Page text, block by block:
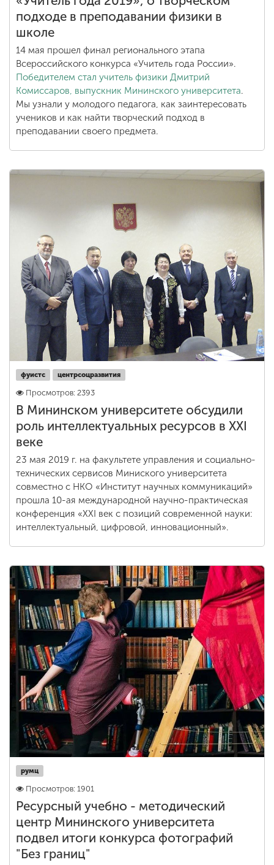
подходе в преподавании физики в
школе
14 мая прошел финал регионального этапа
Всероссийского конкурса «Учитель года России».
Победителем стал учитель физики Дмитрий
Комиссаров, выпускник Мининского университета.
Мы узнали у молодого педагога, как заинтересовать
учеников и как найти творческий подход в
преподавании своего предмета.
фуистс центрсоцразвития
Просмотров: 2393
В Мининском университете обсудили
роль интеллектуальных ресурсов в XXI
веке
23 мая 2019 г. на факультете управления и социально-
технических сервисов Миниского университета
совместно с НКО «Институт научных коммуникаций»
прошла 10-ая международной научно-практическая
конференция «XXI век с позиций современной науки:
интеллектуальный, цифровой, инновационный».
румц
Просмотров: 1901
Ресурсный учебно - методический
центр Мининского университета
подвел итоги конкурса фотографий
"Без границ"